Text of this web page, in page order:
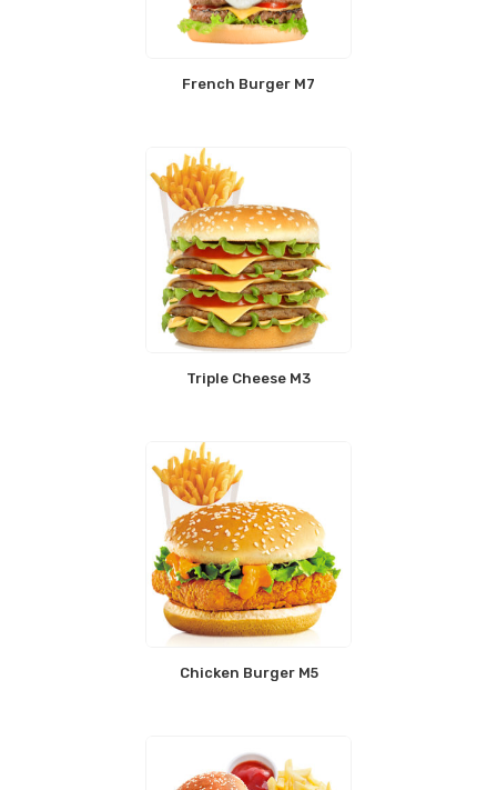
French Burger M7
Triple Cheese M3
Chicken Burger M5